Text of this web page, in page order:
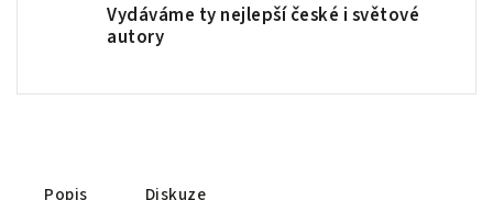
Vydáváme ty nejlepší české i světové
autory
Popis Diskuze